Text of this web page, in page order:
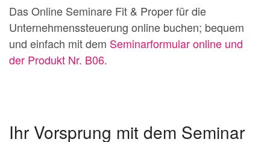
Das Online Seminare Fit & Proper für die
Unternehmenssteuerung online buchen; bequem
und einfach mit dem Seminarformular online und
der Produkt Nr. B06.
Ihr Vorsprung mit dem Seminar